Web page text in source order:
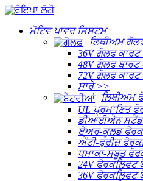
ਮੋਟਿਵ ਪਾਵਰ ਸਿਸਟਮ
ਲਿਥੀਅਮ
36V ਗੋਲਫ ਕਾਰਟ
48V ਗੋਲਫ ਬਾਰਟ
72V ਗੋਲਫ ਕਾਰਟ
ਸਾਰੇ >>
ਲਿਥੀਅਮ
UL ਪ੍ਰਮਾਣਿਤ
ਡੀਆਈਐਨ
ਏਅਰ-ਕੂਲਡ
ਐਂਟੀ-ਫ੍ਰੀਜ਼
ਧਮਾਕਾ-ਸਬੂਤ
24V ਫੋਰਕਲਿਫਟ
36V ਫੋਰਕਲਿਫਟ